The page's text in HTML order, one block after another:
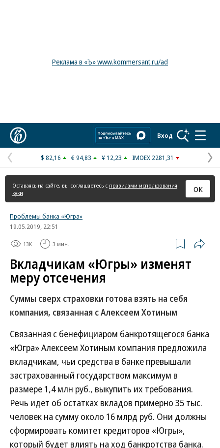
Реклама в «Ъ» www.kommersant.ru/ad
Вход
Предыдущая
страница
$ 82,16 € 94,83 ¥ 12,23 IMOEX 2281,31
Оставаясь на сайте, вы соглашаетесь с правилами использования
куки
ОК
Проблемы банка «Югра»
19.05.2019, 22:51
13K 3 мин.
Вкладчикам «Югры» изменят
меру отсечения
Суммы сверх страховки готова взять на себя
компания, связанная с Алексеем Хотиным
Связанная с бенефициаром банкротящегося банка
«Югра» Алексеем Хотиным компания предложила
вкладчикам, чьи средства в банке превышали
застрахованный государством максимум в
размере 1,4 млн руб., выкупить их требования.
Речь идет об остатках вкладов примерно 35 тыс.
человек на сумму около 16 млрд руб. Они должны
сформировать комитет кредиторов «Югры»,
который будет влиять на ход банкротства банка.